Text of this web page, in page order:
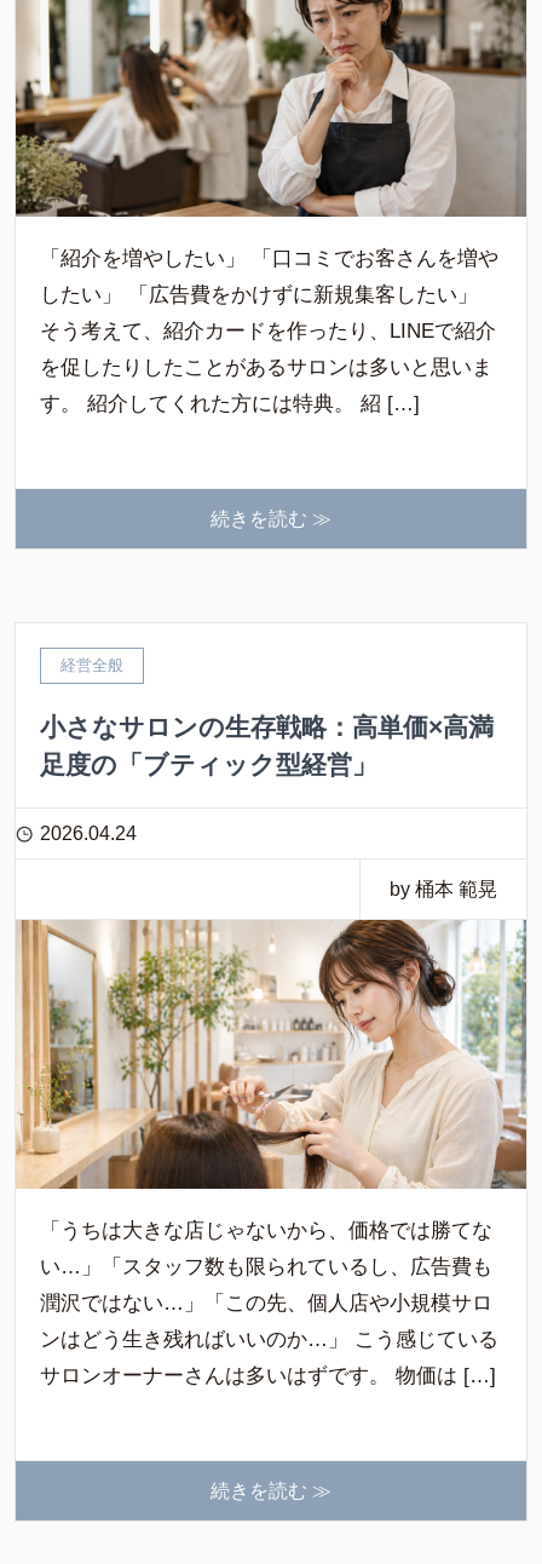
「紹介を増やしたい」 「口コミでお客さんを増や
したい」 「広告費をかけずに新規集客したい」
そう考えて、紹介カードを作ったり、LINEで紹介
を促したりしたことがあるサロンは多いと思いま
す。 紹介してくれた方には特典。 紹 […]
続きを読む ≫
経営全般
小さなサロンの生存戦略：高単価×高満
足度の「ブティック型経営」
2026.04.24
by 桶本 範晃
「うちは大きな店じゃないから、価格では勝てな
い…」「スタッフ数も限られているし、広告費も
潤沢ではない…」「この先、個人店や小規模サロ
ンはどう生き残ればいいのか…」 こう感じている
サロンオーナーさんは多いはずです。 物価は […]
続きを読む ≫